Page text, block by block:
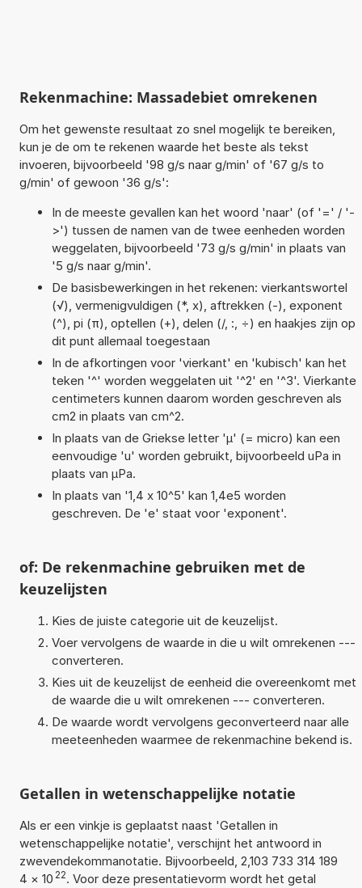
Rekenmachine: Massadebiet omrekenen
Om het gewenste resultaat zo snel mogelijk te bereiken,
kun je de om te rekenen waarde het beste als tekst
invoeren, bijvoorbeeld '98 g/s naar g/min' of '67 g/s to
g/min' of gewoon '36 g/s':
In de meeste gevallen kan het woord 'naar' (of '=' / '-
>') tussen de namen van de twee eenheden worden
weggelaten, bijvoorbeeld '73 g/s g/min' in plaats van
'5 g/s naar g/min'.
De basisbewerkingen in het rekenen: vierkantswortel
(√), vermenigvuldigen (*, x), aftrekken (-), exponent
(^), pi (π), optellen (+), delen (/, :, ÷) en haakjes zijn op
dit punt allemaal toegestaan
In de afkortingen voor 'vierkant' en 'kubisch' kan het
teken '^' worden weggelaten uit '^2' en '^3'. Vierkante
centimeters kunnen daarom worden geschreven als
cm2 in plaats van cm^2.
In plaats van de Griekse letter 'µ' (= micro) kan een
eenvoudige 'u' worden gebruikt, bijvoorbeeld uPa in
plaats van µPa.
In plaats van '1,4 x 10^5' kan 1,4e5 worden
geschreven. De 'e' staat voor 'exponent'.
of: De rekenmachine gebruiken met de
keuzelijsten
Kies de juiste categorie uit de keuzelijst.
Voer vervolgens de waarde in die u wilt omrekenen ---
converteren.
Kies uit de keuzelijst de eenheid die overeenkomt met
de waarde die u wilt omrekenen --- converteren.
De waarde wordt vervolgens geconverteerd naar alle
meeteenheden waarmee de rekenmachine bekend is.
Getallen in wetenschappelijke notatie
Als er een vinkje is geplaatst naast 'Getallen in
wetenschappelijke notatie', verschijnt het antwoord in
zwevendekommanotatie. Bijvoorbeeld, 2,103 733 314 189
4 × 10 22. Voor deze presentatievorm wordt het getal